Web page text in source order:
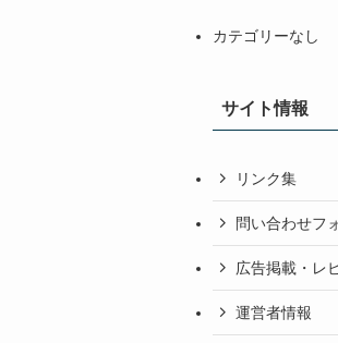
カテゴリーなし
サイト情報
リンク集
問い合わせフ
広告掲載・レ
運営者情報